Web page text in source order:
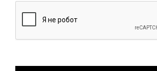
doc,
ods.